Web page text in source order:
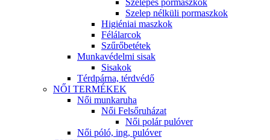
Szelepes pormaszkok
Szelep nélküli pormaszkok
Higiéniai maszkok
Félálarcok
Szűrőbetétek
Munkavédelmi sisak
Sisakok
Térdpárna, térdvédő
NŐI TERMÉKEK
Női munkaruha
Női Felsőruházat
Női polár pulóver
Női póló, ing, pulóver